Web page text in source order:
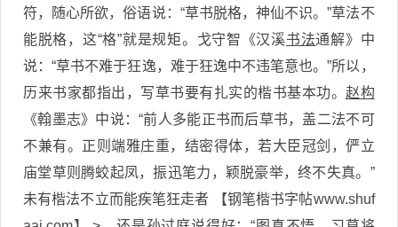
符，随心所欲，俗语说：“草书脱格，神仙不识。”草法不
能脱格，这“格”就是规矩。戈守智《汉溪书法通解》中
说：“草书不难于狂逸，难于狂逸中不违笔意也。”所以，
历来书家都指出，写草书要有扎实的楷书基本功。赵构
《翰墨志》中说：“前人多能正书而后草书，盖二法不可
不兼有。正则端雅庄重，结密得体，若大臣冠剑，俨立
庙堂草则腾蛟起凤，振迅笔力，颖脱豪举，终不失真。”
未有楷法不立而能疾笔狂走者 【钢笔楷书字帖www.shuf